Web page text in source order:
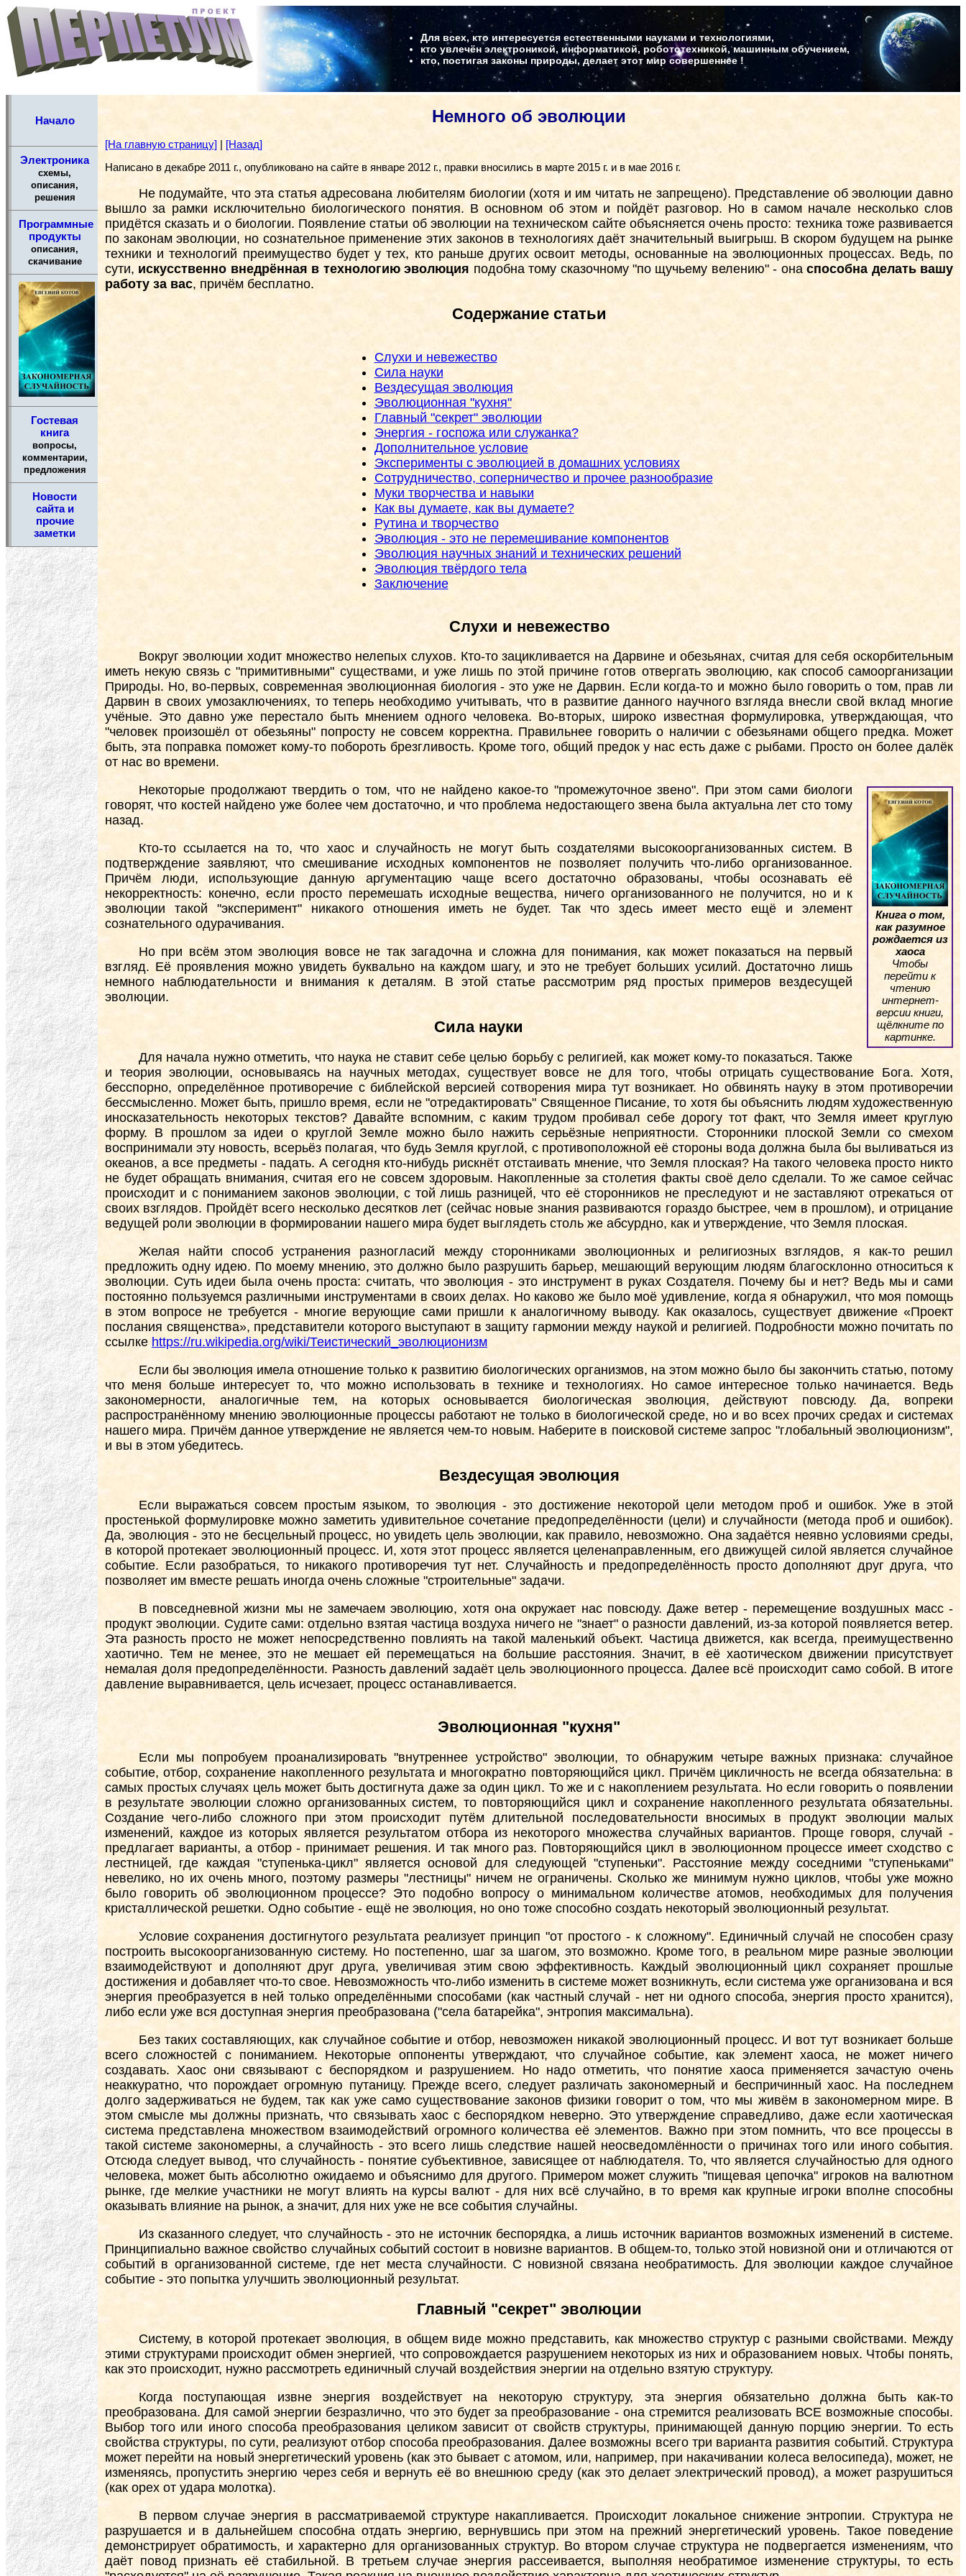
Для всех, кто интересуется естественными науками и технологиями,
кто увлечён электроникой, информатикой, робототехникой, машинным обучением,
кто, постигая законы природы, делает этот мир совершеннее !
Начало
Электроника
схемы,
описания,
решения
Программные
продукты
описания,
скачивание
Гостевая
книга
вопросы,
комментарии,
предложения
Новости
сайта и
прочие
заметки
Немного об эволюции
[На главную страницу] | [Назад]
Написано в декабре 2011 г., опубликовано на сайте в январе 2012 г., правки вносились в марте 2015 г. и в мае 2016 г.
Не подумайте, что эта статья адресована любителям биологии (хотя и им читать не запрещено). Представление об эволюции давно
вышло за рамки исключительно биологического понятия. В основном об этом и пойдёт разговор. Но в самом начале несколько слов
придётся сказать и о биологии. Появление статьи об эволюции на техническом сайте объясняется очень просто: техника тоже развивается
по законам эволюции, но сознательное применение этих законов в технологиях даёт значительный выигрыш. В скором будущем на рынке
техники и технологий преимущество будет у тех, кто раньше других освоит методы, основанные на эволюционных процессах. Ведь, по
сути, искусственно внедрённая в технологию эволюция подобна тому сказочному "по щучьему велению" - онаспособна делать вашу
работу за вас, причём бесплатно.
Содержание статьи
Слухи и невежество
Сила науки
Вездесущая эволюция
Эволюционная "кухня"
Главный "секрет" эволюции
Энергия - госпожа или служанка?
Дополнительное условие
Эксперименты с эволюцией в домашних условиях
Сотрудничество, соперничество и прочее разнообразие
Муки творчества и навыки
Как вы думаете, как вы думаете?
Рутина и творчество
Эволюция - это не перемешивание компонентов
Эволюция научных знаний и технических решений
Эволюция твёрдого тела
Заключение
Слухи и невежество
Вокруг эволюции ходит множество нелепых слухов. Кто-то зацикливается на Дарвине и обезьянах, считая для себя оскорбительным
иметь некую связь с "примитивными" существами, и уже лишь по этой причине готов отвергать эволюцию, как способ самоорганизации
Природы. Но, во-первых, современная эволюционная биология - это уже не Дарвин. Если когда-то и можно было говорить о том, прав ли
Дарвин в своих умозаключениях, то теперь необходимо учитывать, что в развитие данного научного взгляда внесли свой вклад многие
учёные. Это давно уже перестало быть мнением одного человека. Во-вторых, широко известная формулировка, утверждающая, что
"человек произошёл от обезьяны" попросту не совсем корректна. Правильнее говорить о наличии с обезьянами общего предка. Может
быть, эта поправка поможет кому-то побороть брезгливость. Кроме того, общий предок у нас есть даже с рыбами. Просто он более далёк
от нас во времени.
Книга о том,
как разумное
рождается из
хаоса
Чтобы
перейти к
чтению
интернет-
версии книги,
щёлкните по
картинке.
Некоторые продолжают твердить о том, что не найдено какое-то "промежуточное звено". При этом сами биологи
говорят, что костей найдено уже более чем достаточно, и что проблема недостающего звена была актуальна лет сто тому
назад.
Кто-то ссылается на то, что хаос и случайность не могут быть создателями высокоорганизованных систем. В
подтверждение заявляют, что смешивание исходных компонентов не позволяет получить что-либо организованное.
Причём люди, использующие данную аргументацию чаще всего достаточно образованы, чтобы осознавать её
некорректность: конечно, если просто перемешать исходные вещества, ничего организованного не получится, но и к
эволюции такой "эксперимент" никакого отношения иметь не будет. Так что здесь имеет место ещё и элемент
сознательного одурачивания.
Но при всём этом эволюция вовсе не так загадочна и сложна для понимания, как может показаться на первый
взгляд. Её проявления можно увидеть буквально на каждом шагу, и это не требует больших усилий. Достаточно лишь
немного наблюдательности и внимания к деталям. В этой статье рассмотрим ряд простых примеров вездесущей
эволюции.
Сила науки
Для начала нужно отметить, что наука не ставит себе целью борьбу с религией, как может кому-то показаться. Также
и теория эволюции, основываясь на научных методах, существует вовсе не для того, чтобы отрицать существование Бога. Хотя,
бесспорно, определённое противоречие с библейской версией сотворения мира тут возникает. Но обвинять науку в этом противоречии
бессмысленно. Может быть, пришло время, если не "отредактировать" Священное Писание, то хотя бы объяснить людям художественную
иносказательность некоторых текстов? Давайте вспомним, с каким трудом пробивал себе дорогу тот факт, что Земля имеет круглую
форму. В прошлом за идеи о круглой Земле можно было нажить серьёзные неприятности. Сторонники плоской Земли со смехом
воспринимали эту новость, всерьёз полагая, что будь Земля круглой, с противоположной её стороны вода должна была бы выливаться из
океанов, а все предметы - падать. А сегодня кто-нибудь рискнёт отстаивать мнение, что Земля плоская? На такого человека просто никто
не будет обращать внимания, считая его не совсем здоровым. Накопленные за столетия факты своё дело сделали. То же самое сейчас
происходит и с пониманием законов эволюции, с той лишь разницей, что её сторонников не преследуют и не заставляют отрекаться от
своих взглядов. Пройдёт всего несколько десятков лет (сейчас новые знания развиваются гораздо быстрее, чем в прошлом), и отрицание
ведущей роли эволюции в формировании нашего мира будет выглядеть столь же абсурдно, как и утверждение, что Земля плоская.
Желая найти способ устранения разногласий между сторонниками эволюционных и религиозных взглядов, я как-то решил
предложить одну идею. По моему мнению, это должно было разрушить барьер, мешающий верующим людям благосклонно относиться к
эволюции. Суть идеи была очень проста: считать, что эволюция - это инструмент в руках Создателя. Почему бы и нет? Ведь мы и сами
постоянно пользуемся различными инструментами в своих делах. Но каково же было моё удивление, когда я обнаружил, что моя помощь
в этом вопросе не требуется - многие верующие сами пришли к аналогичному выводу. Как оказалось, существует движение «Проект
послания священства», представители которого выступают в защиту гармонии между наукой и религией. Подробности можно почитать по
ссылке https://ru.wikipedia.org/wiki/Теистический_эволюционизм
Если бы эволюция имела отношение только к развитию биологических организмов, на этом можно было бы закончить статью, потому
что меня больше интересует то, что можно использовать в технике и технологиях. Но самое интересное только начинается. Ведь
закономерности, аналогичные тем, на которых основывается биологическая эволюция, действуют повсюду. Да, вопреки
распространённому мнению эволюционные процессы работают не только в биологической среде, но и во всех прочих средах и системах
нашего мира. Причём данное утверждение не является чем-то новым. Наберите в поисковой системе запрос "глобальный эволюционизм",
и вы в этом убедитесь.
Вездесущая эволюция
Если выражаться совсем простым языком, то эволюция - это достижение некоторой цели методом проб и ошибок. Уже в этой
простенькой формулировке можно заметить удивительное сочетание предопределённости (цели) и случайности (метода проб и ошибок).
Да, эволюция - это не бесцельный процесс, но увидеть цель эволюции, как правило, невозможно. Она задаётся неявно условиями среды,
в которой протекает эволюционный процесс. И, хотя этот процесс является целенаправленным, его движущей силой является случайное
событие. Если разобраться, то никакого противоречия тут нет. Случайность и предопределённость просто дополняют друг друга, что
позволяет им вместе решать иногда очень сложные "строительные" задачи.
В повседневной жизни мы не замечаем эволюцию, хотя она окружает нас повсюду. Даже ветер - перемещение воздушных масс -
продукт эволюции. Судите сами: отдельно взятая частица воздуха ничего не "знает" о разности давлений, из-за которой появляется ветер.
Эта разность просто не может непосредственно повлиять на такой маленький объект. Частица движется, как всегда, преимущественно
хаотично. Тем не менее, это не мешает ей перемещаться на большие расстояния. Значит, в её хаотическом движении присутствует
немалая доля предопределённости. Разность давлений задаёт цель эволюционного процесса. Далее всё происходит само собой. В итоге
давление выравнивается, цель исчезает, процесс останавливается.
Эволюционная "кухня"
Если мы попробуем проанализировать "внутреннее устройство" эволюции, то обнаружим четыре важных признака: случайное
событие, отбор, сохранение накопленного результата и многократно повторяющийся цикл. Причём цикличность не всегда обязательна: в
самых простых случаях цель может быть достигнута даже за один цикл. То же и с накоплением результата. Но если говорить о появлении
в результате эволюции сложно организованных систем, то повторяющийся цикл и сохранение накопленного результата обязательны.
Создание чего-либо сложного при этом происходит путём длительной последовательности вносимых в продукт эволюции малых
изменений, каждое из которых является результатом отбора из некоторого множества случайных вариантов. Проще говоря, случай -
предлагает варианты, а отбор - принимает решения. И так много раз. Повторяющийся цикл в эволюционном процессе имеет сходство с
лестницей, где каждая "ступенька-цикл" является основой для следующей "ступеньки". Расстояние между соседними "ступеньками"
невелико, но их очень много, поэтому размеры "лестницы" ничем не ограничены. Сколько же минимум нужно циклов, чтобы уже можно
было говорить об эволюционном процессе? Это подобно вопросу о минимальном количестве атомов, необходимых для получения
кристаллической решетки. Одно событие - ещё не эволюция, но оно тоже способно создать некоторый эволюционный результат.
Условие сохранения достигнутого результата реализует принцип "от простого - к сложному". Единичный случай не способен сразу
построить высокоорганизованную систему. Но постепенно, шаг за шагом, это возможно. Кроме того, в реальном мире разные эволюции
взаимодействуют и дополняют друг друга, увеличивая этим свою эффективность. Каждый эволюционный цикл сохраняет прошлые
достижения и добавляет что-то свое. Невозможность что-либо изменить в системе может возникнуть, если система уже организована и вся
энергия преобразуется в ней только определёнными способами (как частный случай - нет ни одного способа, энергия просто хранится),
либо если уже вся доступная энергия преобразована ("села батарейка", энтропия максимальна).
Без таких составляющих, как случайное событие и отбор, невозможен никакой эволюционный процесс. И вот тут возникает больше
всего сложностей с пониманием. Некоторые оппоненты утверждают, что случайное событие, как элемент хаоса, не может ничего
создавать. Хаос они связывают с беспорядком и разрушением. Но надо отметить, что понятие хаоса применяется зачастую очень
неаккуратно, что порождает огромную путаницу. Прежде всего, следует различать закономерный и беспричинный хаос. На последнем
долго задерживаться не будем, так как уже само существование законов физики говорит о том, что мы живём в закономерном мире. В
этом смысле мы должны признать, что связывать хаос с беспорядком неверно. Это утверждение справедливо, даже если хаотическая
система представлена множеством взаимодействий огромного количества её элементов. Важно при этом помнить, что все процессы в
такой системе закономерны, а случайность - это всего лишь следствие нашей неосведомлённости о причинах того или иного события.
Отсюда следует вывод, что случайность - понятие субъективное, зависящее от наблюдателя. То, что является случайностью для одного
человека, может быть абсолютно ожидаемо и объяснимо для другого. Примером может служить "пищевая цепочка" игроков на валютном
рынке, где мелкие участники не могут влиять на курсы валют - для них всё случайно, в то время как крупные игроки вполне способны
оказывать влияние на рынок, а значит, для них уже не все события случайны.
Из сказанного следует, что случайность - это не источник беспорядка, а лишь источник вариантов возможных изменений в системе.
Принципиально важное свойство случайных событий состоит в новизне вариантов. В общем-то, только этой новизной они и отличаются от
событий в организованной системе, где нет места случайности. С новизной связана необратимость. Для эволюции каждое случайное
событие - это попытка улучшить эволюционный результат.
Главный "секрет" эволюции
Систему, в которой протекает эволюция, в общем виде можно представить, как множество структур с разными свойствами. Между
этими структурами происходит обмен энергией, что сопровождается разрушением некоторых из них и образованием новых. Чтобы понять,
как это происходит, нужно рассмотреть единичный случай воздействия энергии на отдельно взятую структуру.
Когда поступающая извне энергия воздействует на некоторую структуру, эта энергия обязательно должна быть как-то
преобразована. Для самой энергии безразлично, что это будет за преобразование - она стремится реализовать ВСЕ возможные способы.
Выбор того или иного способа преобразования целиком зависит от свойств структуры, принимающей данную порцию энергии. То есть
свойства структуры, по сути, реализуют отбор способа преобразования. Далее возможны всего три варианта развития событий. Структура
может перейти на новый энергетический уровень (как это бывает с атомом, или, например, при накачивании колеса велосипеда), может, не
изменяясь, пропустить энергию через себя и вернуть её во внешнюю среду (как это делает электрический провод), а может разрушиться
(как орех от удара молотка).
В первом случае энергия в рассматриваемой структуре накапливается. Происходит локальное снижение энтропии. Структура не
разрушается и в дальнейшем способна отдать энергию, вернувшись при этом на прежний энергетический уровень. Такое поведение
демонстрирует обратимость, и характерно для организованных структур. Во втором случае структура не подвергается изменениям, что
даёт повод признать её стабильной. В третьем случае энергия рассеивается, выполняя необратимое изменение структуры, то есть